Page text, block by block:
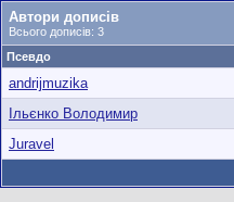
Автори дописів
Всього дописів: 3
Псевдо
andrijmuzika
Ільєнко Володимир
Juravel